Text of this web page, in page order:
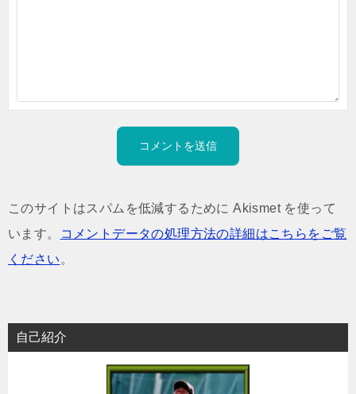
このサイトはスパムを低減するために Akismet を使って
います。
コメントデータの処理方法の詳細はこちらをご覧
ください 。
自己紹介